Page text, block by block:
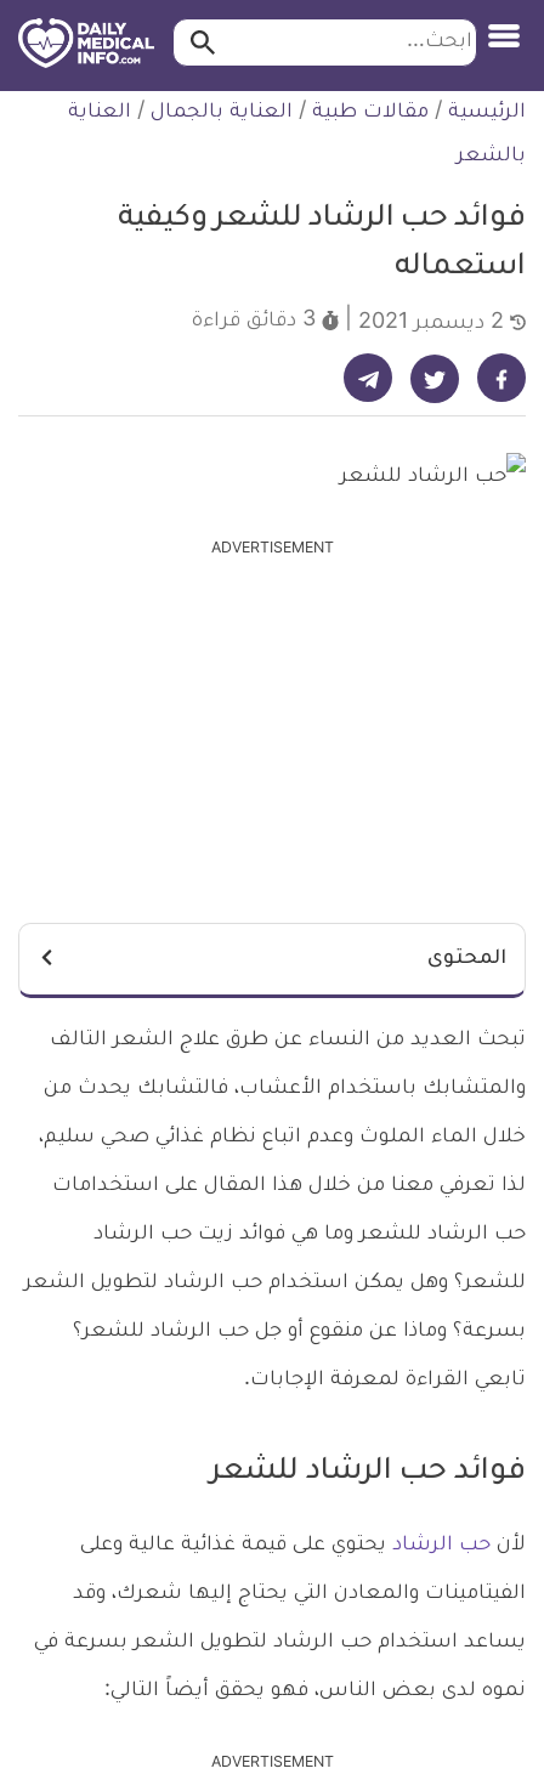
التخطي
للمحتوى
طبية
ابحث ابحث…
الرئيسية / مقالات طبية / العناية بالجمال / العناية
بالشعر
فوائد حب الرشاد للشعر وكيفية
استعماله
3 دقائق قراءة
شارك على فيسبوك - ديلي ميديكال انفو شارك على تويتر - ديلي ميديكال انفو شارك على تيليجرام - ديلي ميديكال انفو
ADVERTISEMENT
المحتوى
تبحث العديد من النساء عن طرق علاج الشعر التالف
والمتشابك باستخدام الأعشاب، فالتشابك يحدث من
خلال الماء الملوث وعدم اتباع نظام غذائي صحي سليم،
لذا تعرفي معنا من خلال هذا المقال على استخدامات
حب الرشاد للشعر وما هي فوائد زيت حب الرشاد
للشعر؟ وهل يمكن استخدام حب الرشاد لتطويل الشعر
بسرعة؟ وماذا عن منقوع أو جل حب الرشاد للشعر؟
تابعي القراءة لمعرفة الإجابات.
فوائد حب الرشاد للشعر
لأن حب الرشاد يحتوي على قيمة غذائية عالية وعلى
الفيتامينات والمعادن التي يحتاج إليها شعرك، وقد
يساعد استخدام حب الرشاد لتطويل الشعر بسرعة في
نموه لدى بعض الناس، فهو يحقق أيضاً التالي:
ADVERTISEMENT